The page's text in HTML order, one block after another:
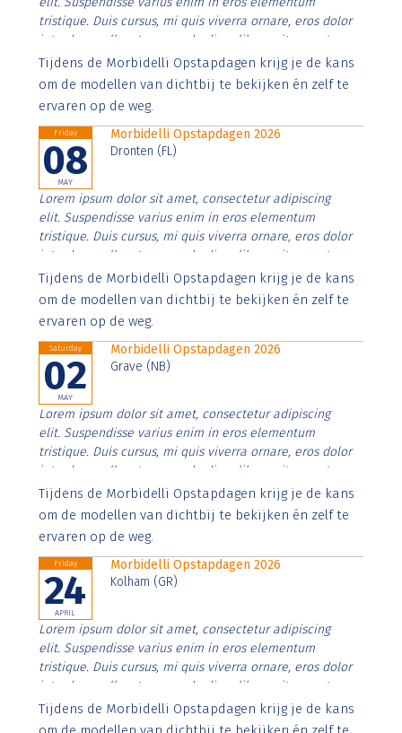
tristique. Duis cursus, mi quis viverra ornare, eros dolor
interdum nulla, ut commodo diam libero vitae erat.
Aenean faucibus nibh et justo cursus id rutrum lorem
imperdiet. Nunc ut sem vitae risus tristique posuere.
Tijdens de Morbidelli Opstapdagen krijg je de kans
om de modellen van dichtbij te bekijken én zelf te
ervaren op de weg.
Friday
08
MAY
Morbidelli Opstapdagen 2026
Dronten (FL)
Lorem ipsum dolor sit amet, consectetur adipiscing
elit. Suspendisse varius enim in eros elementum
tristique. Duis cursus, mi quis viverra ornare, eros dolor
interdum nulla, ut commodo diam libero vitae erat.
Aenean faucibus nibh et justo cursus id rutrum lorem
imperdiet. Nunc ut sem vitae risus tristique posuere.
Tijdens de Morbidelli Opstapdagen krijg je de kans
om de modellen van dichtbij te bekijken én zelf te
ervaren op de weg.
Saturday
02
MAY
Morbidelli Opstapdagen 2026
Grave (NB)
Lorem ipsum dolor sit amet, consectetur adipiscing
elit. Suspendisse varius enim in eros elementum
tristique. Duis cursus, mi quis viverra ornare, eros dolor
interdum nulla, ut commodo diam libero vitae erat.
Aenean faucibus nibh et justo cursus id rutrum lorem
imperdiet. Nunc ut sem vitae risus tristique posuere.
Tijdens de Morbidelli Opstapdagen krijg je de kans
om de modellen van dichtbij te bekijken én zelf te
ervaren op de weg.
Friday
24
APRIL
Morbidelli Opstapdagen 2026
Kolham (GR)
Lorem ipsum dolor sit amet, consectetur adipiscing
elit. Suspendisse varius enim in eros elementum
tristique. Duis cursus, mi quis viverra ornare, eros dolor
interdum nulla, ut commodo diam libero vitae erat.
Aenean faucibus nibh et justo cursus id rutrum lorem
imperdiet. Nunc ut sem vitae risus tristique posuere.
Tijdens de Morbidelli Opstapdagen krijg je de kans